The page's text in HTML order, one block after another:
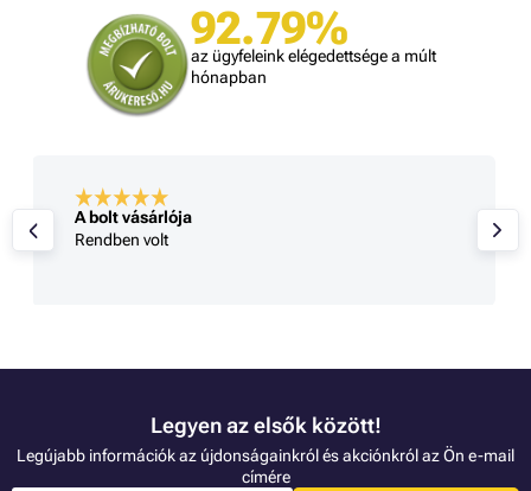
92.79%
az ügyfeleink elégedettsége a múlt
hónapban
A bolt vásárlója
Rendben volt
Legyen az elsők között!
Legújabb információk az újdonságainkról és akciónkról az Ön e-mail
címére